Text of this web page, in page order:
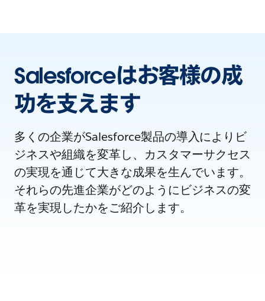
Salesforceはお客様の成
功を支えます
多くの企業がSalesforce製品の導入によりビ
ジネスや組織を変革し、カスタマーサクセス
の実現を通じて大きな成果を生んでいます。
それらの先進企業がどのようにビジネスの変
革を実現したかをご紹介します。